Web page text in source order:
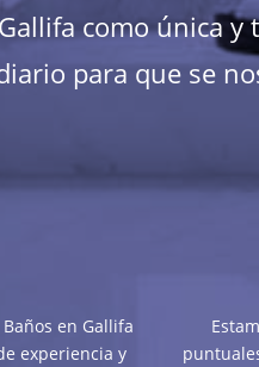
como única
para que se
en Gallifa
experiencia y